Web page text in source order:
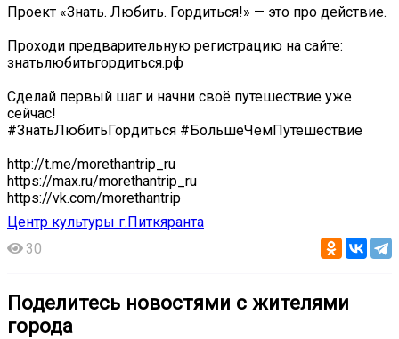
Проект «Знать. Любить. Гордиться!» — это про действие.
Проходи предварительную регистрацию на сайте:
знатьлюбитьгордиться.рф
Сделай первый шаг и начни своё путешествие уже
сейчас!
#ЗнатьЛюбитьГордиться #БольшеЧемПутешествие
http://t.me/morethantrip_ru
https://max.ru/morethantrip_ru
https://vk.com/morethantrip
Центр культуры г.Питкяранта
30
Поделитесь новостями с жителями
города